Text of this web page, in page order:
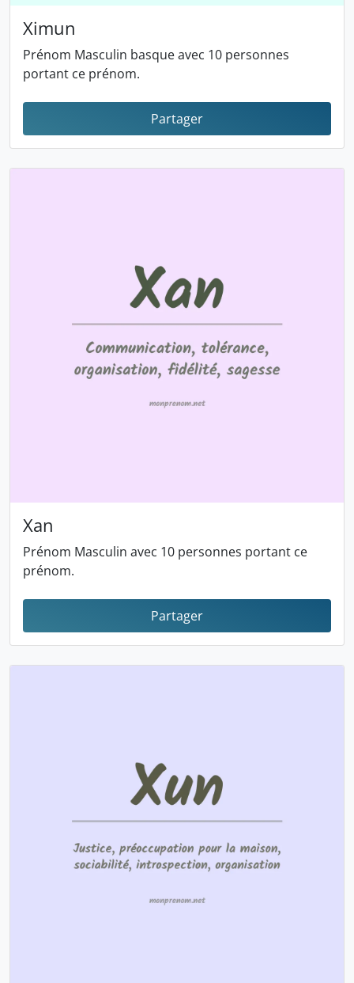
Ximun
Prénom Masculin basque avec 10 personnes
portant ce prénom.
Partager
Xan
Prénom Masculin avec 10 personnes portant ce
prénom.
Partager